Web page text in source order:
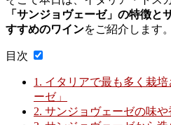
「サンジョヴェーゼ」の特徴と
すすめのワインをご紹介します。
目次
1. イタリアで最も多く栽
ーゼ」
2. サンジョヴェーゼの味